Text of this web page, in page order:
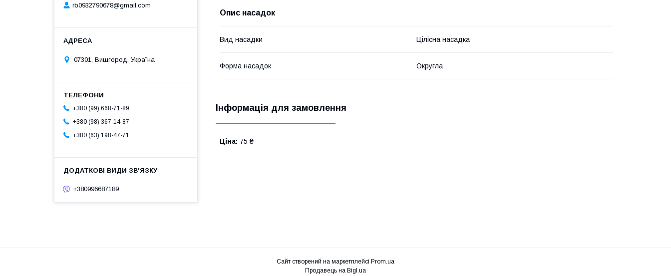
Опис насадок
Вид насадки Цілісна насадка
Форма насадок Округла
Інформація для замовлення
Ціна: 75 ₴
rb0932790678@gmail.com
07301, Вишгород, Україна
+380 (99) 668-71-89
+380 (98) 367-14-87
+380 (63) 198-47-71
+380996687189
Сайт створений на маркетплейсі Prom.ua
Продавець на Bigl.ua